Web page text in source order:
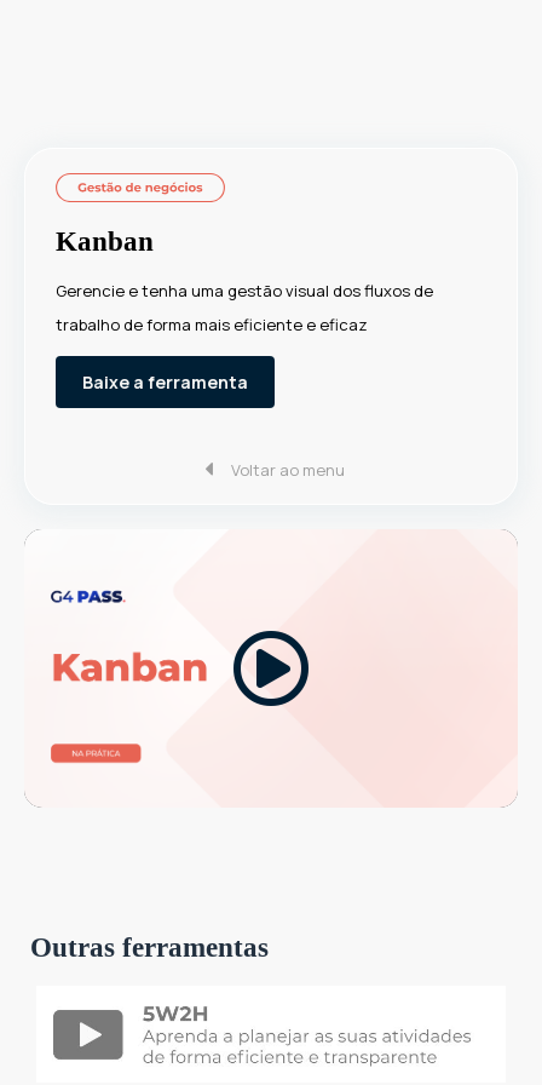
Kanban
Gerencie e tenha uma gestão visual dos fluxos de
trabalho de forma mais eficiente e eficaz
Baixe a ferramenta
Voltar ao menu
Outras ferramentas